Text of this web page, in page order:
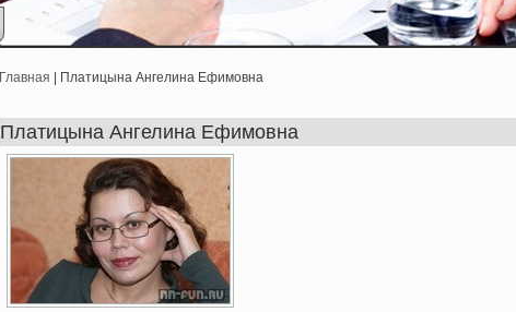
Главная | Платицына Ангелина Ефимовна
Платицына Ангелина Ефимовна